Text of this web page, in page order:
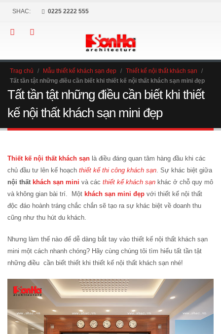
SHAC: 0225 2222 555
Trag chủ / Mẫu thiết kế khách sạn đẹp / Thiết kế nội thất khách sạn
/
Tất tần tật những điều cần biết khi thiết kế nội thất khách sạn mini đẹp
Tất tần tật những điều cần biết khi thiết
kế nội thất khách sạn mini đẹp
Thiết kế nội thất khách sạn là điều đáng quan tâm hàng đầu khi các
chủ đầu tư lên kế hoạch thiết kế thi công khách sạn . Sự khác biệt giữa
nội thất khách sạn mini và các thiết kế khách sạn khác ở chỗ quy mô
và không gian bài trí. Một khách sạn mini đẹp với thiết kế nội thất
độc đáo hoành tráng chắc chắn sẽ tạo ra sự khác biệt về doanh thu
cũng như thu hút du khách.
Nhưng làm thế nào để dễ dàng bắt tay vào thiết kế nội thất khách sạn
mini một cách nhanh chóng? Hãy cùng chúng tôi tìm hiểu tất tần tật
những điều cần biết thiết khi thiết kế nội thất khách sạn nhé!